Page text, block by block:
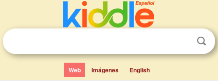
Web Imágenes English